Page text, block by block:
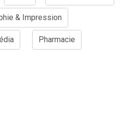
& Impression
Pharmacie